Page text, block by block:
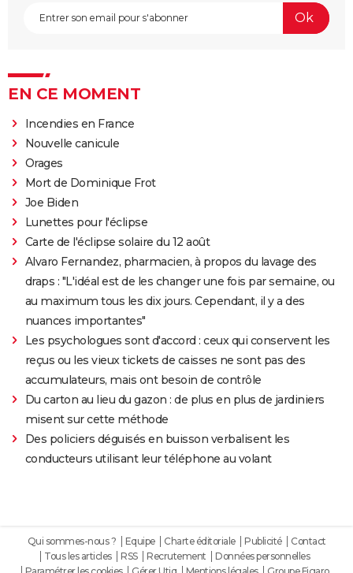
EN CE MOMENT
Incendies en France
Nouvelle canicule
Orages
Mort de Dominique Frot
Joe Biden
Lunettes pour l'éclipse
Carte de l'éclipse solaire du 12 août
Alvaro Fernandez, pharmacien, à propos du lavage des
draps : "L'idéal est de les changer une fois par semaine, ou
au maximum tous les dix jours. Cependant, il y a des
nuances importantes"
Les psychologues sont d'accord : ceux qui conservent les
reçus ou les vieux tickets de caisses ne sont pas des
accumulateurs, mais ont besoin de contrôle
Du carton au lieu du gazon : de plus en plus de jardiniers
misent sur cette méthode
Des policiers déguisés en buisson verbalisent les
conducteurs utilisant leur téléphone au volant
Qui sommes-nous ? Equipe Charte éditoriale Publicité
Contact
Tous les articles
RSS Recrutement
Données personnelles